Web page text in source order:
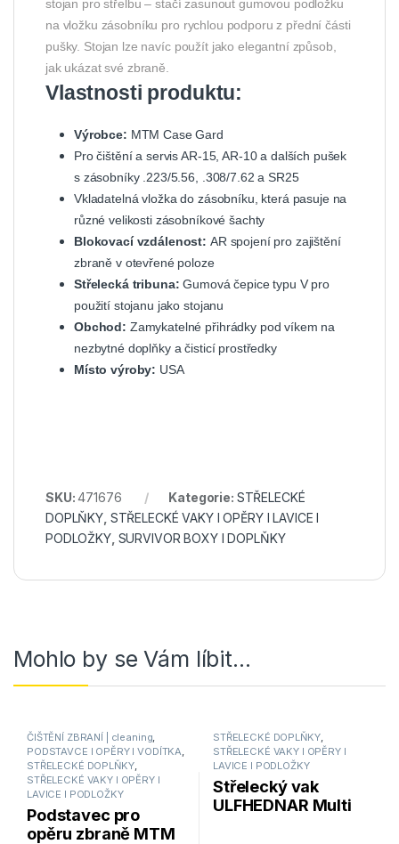
stojan pro střelbu – stačí zasunout gumovou podložku
na vložku zásobníku pro rychlou podporu z přední části
pušky. Stojan lze navíc použít jako elegantní způsob,
jak ukázat své zbraně.
Vlastnosti produktu:
Výrobce: MTM Case Gard
Pro čištění a servis AR-15, AR-10 a dalších pušek
s zásobníky .223/5.56, .308/7.62 a SR25
Vkladatelná vložka do zásobníku, která pasuje na
různé velikosti zásobníkové šachty
Blokovací vzdálenost: AR spojení pro zajištění
zbraně v otevřené poloze
Střelecká tribuna: Gumová čepice typu V pro
použití stojanu jako stojanu
Obchod: Zamykatelné přihrádky pod víkem na
nezbytné doplňky a čisticí prostředky
Místo výroby: USA
SKU:471676 Kategorie: STŘELECKÉ
DOPLŇKY STŘELECKÉ VAKY I OPĚRY I LAVICE I
PODLOŽKY, SURVIVOR BOXY I DOPLŇKY
Mohlo by se Vám líbit…
ČIŠTĚNÍ ZBRANÍ | cleaning,
PODSTAVCE I OPĚRY I VODÍTKA,
STŘELECKÉ DOPLŇKY,
STŘELECKÉ VAKY I OPĚRY I
LAVICE I PODLOŽKY
Podstavec pro
opěru zbraně MTM
STŘELECKÉ DOPLŇKY,
STŘELECKÉ VAKY I OPĚRY I
LAVICE I PODLOŽKY
Střelecký vak
ULFHEDNAR Multi